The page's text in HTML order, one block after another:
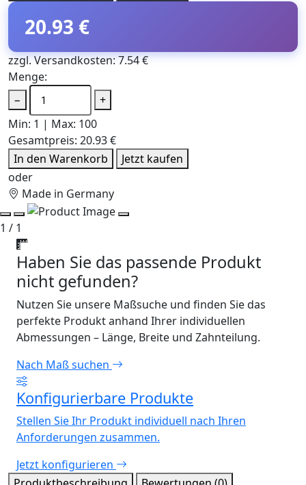
20.93 €
zzgl. Versandkosten: 7.54 €
Menge:
−
+
Min: 1 | Max: 100
Gesamtpreis: 20.93 €
In den Warenkorb
Jetzt kaufen
oder
Made in Germany
1 / 1
Haben Sie das passende Produkt
nicht gefunden?
Nutzen Sie unsere Maßsuche und finden Sie das
perfekte Produkt anhand Ihrer individuellen
Abmessungen – Länge, Breite und Zahnteilung.
Nach Maß suchen
Konfigurierbare Produkte
Stellen Sie Ihr Produkt individuell nach Ihren
Anforderungen zusammen.
Jetzt konfigurieren